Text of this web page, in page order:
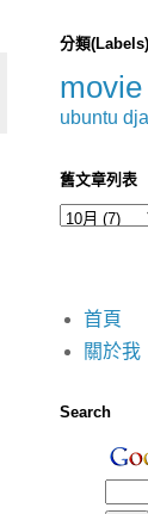
分類(Labels)
movie
ubuntu
舊文章列表
首頁
關於我
Search